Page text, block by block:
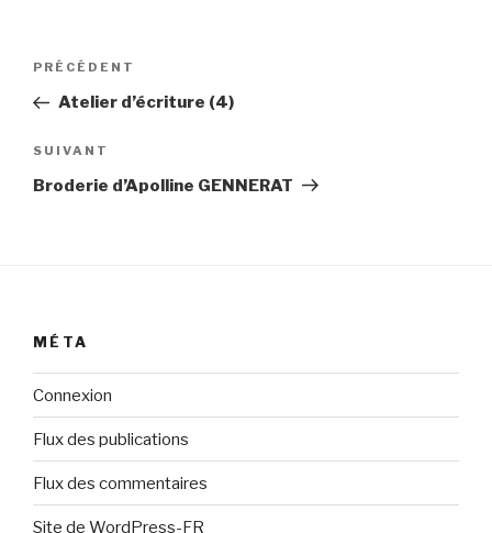
Navigation
l’article
Article
précédent
PRÉCÉDENT
Atelier d’écriture (4)
Article
suivant
SUIVANT
Broderie d’Apolline GENNERAT
MÉTA
Connexion
Flux des publications
Flux des commentaires
Site de WordPress-FR